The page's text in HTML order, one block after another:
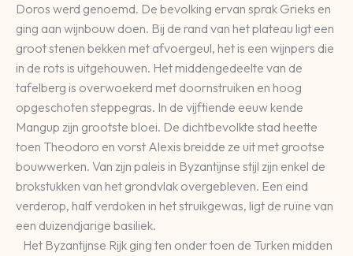
Doros werd genoemd. De bevolking ervan sprak Grieks en
ging aan wijnbouw doen. Bij de rand van het plateau ligt een
groot stenen bekken met afvoergeul, het is een wijnpers die
in de rots is uitgehouwen. Het middengedeelte van de
tafelberg is overwoekerd met doornstruiken en hoog
opgeschoten steppegras. In de vijftiende eeuw kende
Mangup zijn grootste bloei. De dichtbevolkte stad heette
toen Theodoro en vorst Alexis breidde ze uit met grootse
bouwwerken. Van zijn paleis in Byzantijnse stijl zijn enkel de
brokstukken van het grondvlak overgebleven. Een eind
verderop, half verdoken in het struikgewas, ligt de ruïne van
een duizendjarige basiliek.
Het Byzantijnse Rijk ging ten onder toen de Turken midden